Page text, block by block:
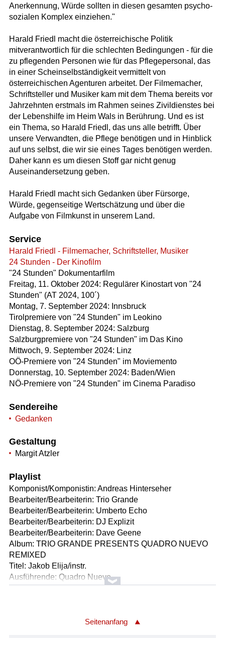
Anerkennung, Würde sollten in diesen gesamten psycho-
sozialen Komplex einziehen."
Harald Friedl macht die österreichische Politik
mitverantwortlich für die schlechten Bedingungen - für die
zu pflegenden Personen wie für das Pflegepersonal, das
in einer Scheinselbständigkeit vermittelt von
österreichischen Agenturen arbeitet. Der Filmemacher,
Schriftsteller und Musiker kam mit dem Thema bereits vor
Jahrzehnten erstmals im Rahmen seines Zivildienstes bei
der Lebenshilfe im Heim Wals in Berührung. Und es ist
ein Thema, so Harald Friedl, das uns alle betrifft. Über
unsere Verwandten, die Pflege benötigen und in Hinblick
auf uns selbst, die wir sie eines Tages benötigen werden.
Daher kann es um diesen Stoff gar nicht genug
Auseinandersetzung geben.
Harald Friedl macht sich Gedanken über Fürsorge,
Würde, gegenseitige Wertschätzung und über die
Aufgabe von Filmkunst in unserem Land.
Service
Harald Friedl - Filmemacher, Schriftsteller, Musiker
24 Stunden - Der Kinofilm
"24 Stunden" Dokumentarfilm
Freitag, 11. Oktober 2024: Regulärer Kinostart von "24
Stunden" (AT 2024, 100´)
Montag, 7. September 2024: Innsbruck
Tirolpremiere von "24 Stunden" im Leokino
Dienstag, 8. September 2024: Salzburg
Salzburgpremiere von "24 Stunden" im Das Kino
Mittwoch, 9. September 2024: Linz
OÖ-Premiere von "24 Stunden" im Moviemento
Donnerstag, 10. September 2024: Baden/Wien
NÖ-Premiere von "24 Stunden" im Cinema Paradiso
Sendereihe
Gedanken
Gestaltung
Margit Atzler
Playlist
Komponist/Komponistin: Andreas Hinterseher
Bearbeiter/Bearbeiterin: Trio Grande
Bearbeiter/Bearbeiterin: Umberto Echo
Bearbeiter/Bearbeiterin: DJ Explizit
Bearbeiter/Bearbeiterin: Dave Geene
Album: TRIO GRANDE PRESENTS QUADRO NUEVO
REMIXED
Titel: Jakob Elija/instr.
Ausführende: Quadro Nuevo
Ausführender/Ausführende: Mulo Francel /Saxophon bzw.
Ausführender/Ausführende: Andreas Hinterseher
Seitenanfang